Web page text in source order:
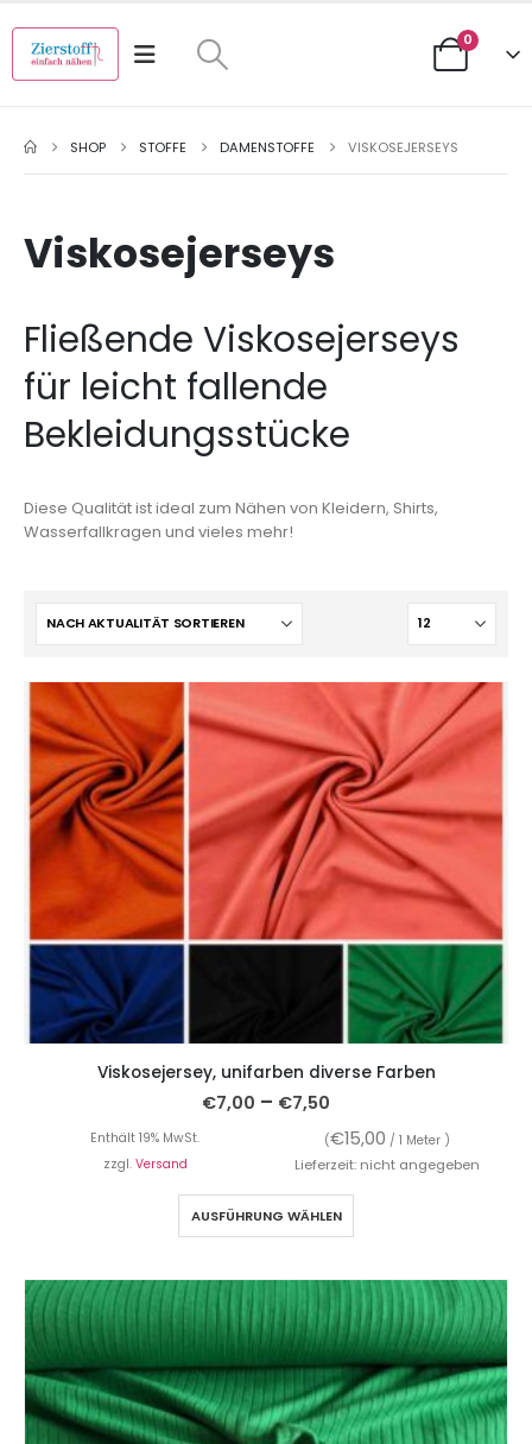
0
SHOP STOFFE DAMENSTOFFE VISKOSEJERSEYS
Viskosejerseys
Fließende Viskosejerseys
für leicht fallende
Bekleidungsstücke
Diese Qualität ist ideal zum Nähen von Kleidern, Shirts,
Wasserfallkragen und vieles mehr!
Viskosejersey, unifarben diverse Farben
€7,00 – €7,50
Enthält 19% MwSt. (€15,00 / 1 Meter )
zzgl. Versand Lieferzeit: nicht angegeben
AUSFÜHRUNG WÄHLEN